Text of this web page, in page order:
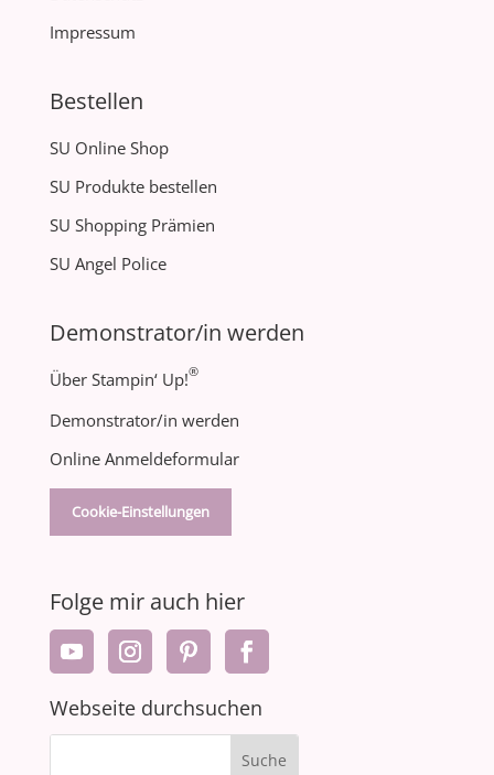
Impressum
Bestellen
SU Online Shop
SU Produkte bestellen
SU Shopping Prämien
SU Angel Police
Demonstrator/in werden
Über Stampin‘ Up!®
Demonstrator/in werden
Online Anmeldeformular
Cookie-Einstellungen
Folge mir auch hier
Webseite durchsuchen